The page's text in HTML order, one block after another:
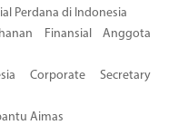
Perdana di Indonesia
Finansial Anggota
Corporate Secretary
Aimas